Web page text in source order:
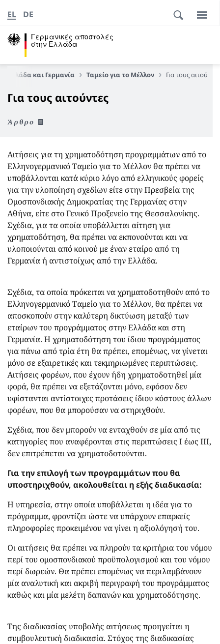
Γερμανικές αποστολές
στην Ελλάδα
EL DE
Ελλάδα και Γερμανία Ταμείο για το Μέλλον Για τους αιτούντες
Για τους αιτούντες
Άρθρο
Αιτήσεις για τη χρηματοδότηση προγραμμάτων από το
Ελληνογερμανικό Ταμείο για το Μέλλον θα πρέπει να
υποβάλλονται κατά κύριο λόγο από ελληνικούς φορείς
για την υλοποίηση σχεδίων είτε στην Πρεσβεία της
Ομοσπονδιακής Δημοκρατίας της Γερμανίας στην
Αθήνα, είτε στο Γενικό Προξενείο της Θεσσαλονίκης.
Σχέδια, για τα οποία υποβάλλεται αίτηση για
χρηματοδότηση, θα πρέπει να εκπονούνται και να
υλοποιούνται από κοινού με έναν εταίρο από τη
Γερμανία ή αντιστοίχως από την Ελλάδα.
Σχέδια, τα οποία πρόκειται να χρηματοδοτηθούν από το
Ελληνογερμανικό Ταμείο για το Μέλλον, θα πρέπει να
αποσκοπούν στην καλύτερη δικτύωση μεταξύ των
εταίρων του προγράμματος στην Ελλάδα και στη
Γερμανία. Η χρηματοδότηση του ίδιου προγράμματος
για πάνω από τρία έτη θα πρέπει, επομένως, να γίνεται
μόνο σε εξαιρετικές και τεκμηριωμένες περιπτώσεις.
Αιτήσεις φορέων, που έχουν ήδη χρηματοδοτηθεί μία
φορά, θα πρέπει να εξετάζονται μόνο, εφόσον δεν
υφίστανται αντίστοιχες προτάσεις ίδιου κόστους άλλων
φορέων, που θα μπορούσαν να στηριχθούν.
Σχέδια, που δεν μπορούν να ενταχθούν σε μία από τις
κατηγορίες που αναφέρονται στις περιπτώσεις I έως III,
δεν επιτρέπεται να χρηματοδοτούνται.
Για την επιλογή των προγραμμάτων που θα
υποστηριχθούν, ακολουθείται η εξής διαδικασία:
Η υπηρεσία, στην οποία υποβάλλεται η ιδέα για το
πρόγραμμα, φροντίζει ώστε να υπάρχουν επαρκείς
πληροφορίες προκειμένου να γίνει η αξιολόγησή του.
Οι αιτήσεις θα πρέπει να πληρούν τα κριτήρια του νόμου
περί του ομοσπονδιακού προϋπολογισμού και του νόμου
περί δωρεών. Θα πρέπει επομένως να περιλαμβάνουν
μία αναλυτική και ακριβή περιγραφή του προγράμματος
καθώς και μία μελέτη δαπανών και χρηματοδότησης.
Της διαδικασίας υποβολής αιτήσεως προηγείται η
συμβουλευτική διαδικασία. Στόχος της διαδικασίας